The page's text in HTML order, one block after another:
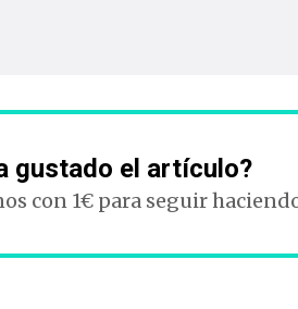
gustado el artículo?
con 1€ para seguir